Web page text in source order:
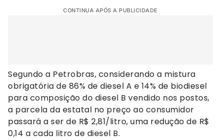
CONTINUA APÓS A PUBLICIDADE
Segundo a Petrobras, considerando a mistura
obrigatória de 86% de diesel A e 14% de biodiesel
para composição do diesel B vendido nos postos,
a parcela da estatal no preço ao consumidor
passará a ser de R$ 2,81/litro, uma redução de R$
0,14 a cada litro de diesel B.